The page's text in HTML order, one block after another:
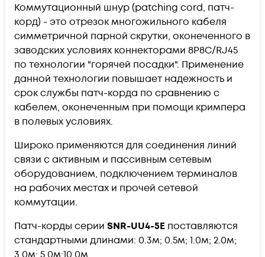
Коммутационный шнур (patching cord, патч-
корд) - это отрезок многожильного кабеля
симметричной парной скрутки, оконеченного в
заводских условиях коннекторами 8P8C/RJ45
по технологии "горячей посадки". Применение
данной технологии повышает надежность и
срок службы патч-корда по сравнению с
кабелем, оконеченным при помощи кримпера
в полевых условиях.
Широко применяются для соединения линий
связи с активным и пассивным сетевым
оборудованием, подключением терминалов
на рабочих местах и прочей сетевой
коммутации.
Патч-корды серии SNR-UU4-5E поставляются
стандартными длинами: 0.3м; 0.5м; 1.0м; 2.0м;